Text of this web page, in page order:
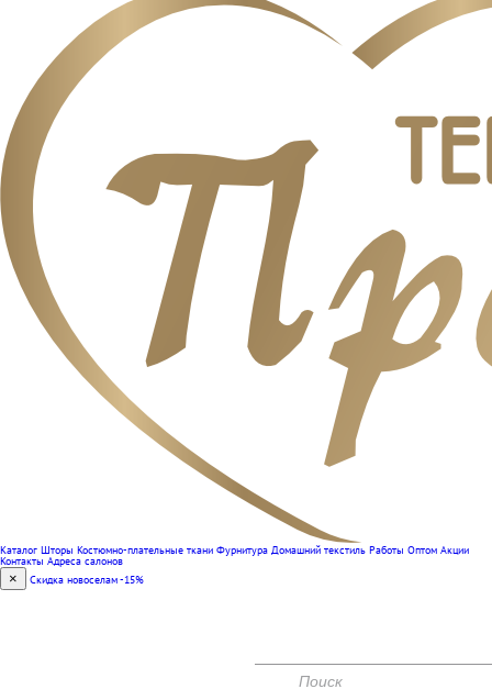
Каталог Шторы Костюмно-плательные ткани Фурнитура Домашний текстиль Работы Оптом Акции
Контакты Адреса салонов
× Скидка новоселам -15%
КОНТАКТЫ АКЦИИ